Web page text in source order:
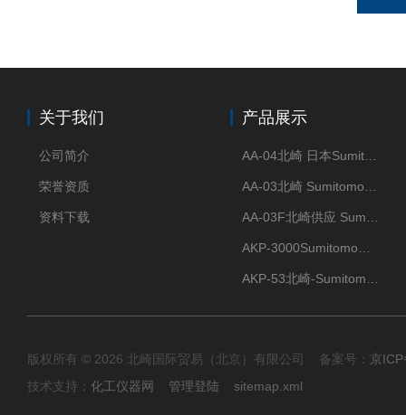
关于我们
公司简介
荣誉资质
资料下载
产品展示
版权所有 © 2026 北崎国际贸易（北京）有限公司 备案号： 京
技术支持： 化工仪器网 管理登陆 sitemap.xml